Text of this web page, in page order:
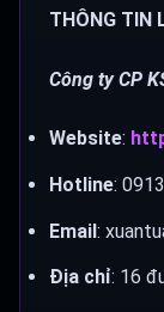
THÔNG TIN
Công ty CP
Website:
Hotline:
Email:
Địa chỉ: 16